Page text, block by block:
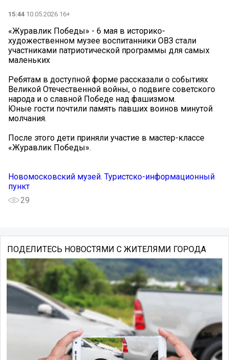
15:44 10.05.2026 16+
«Журавлик Победы» - 6 мая в историко-
художественном музее воспитанники ОВЗ стали
участниками патриотической программы для самых
маленьких
Ребятам в доступной форме рассказали о событиях
Великой Отечественной войны, о подвиге советского
народа и о славной Победе над фашизмом.
Юные гости почтили память павших воинов минутой
молчания.
После этого дети приняли участие в мастер-классе
«Журавлик Победы».
Новомосковский музей. Туристско-информационный
пункт
29
ПОДЕЛИТЕСЬ НОВОСТЯМИ С ЖИТЕЛЯМИ ГОРОДА